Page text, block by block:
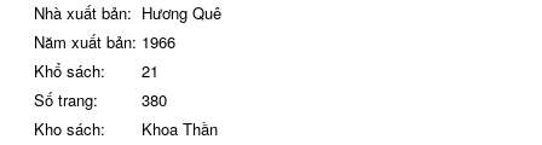
Nhà xuất bản: Hương Quê
Năm xuất bản: 1966
Khổ sách:
21
Số trang:
380
Kho sách:
Khoa Thần